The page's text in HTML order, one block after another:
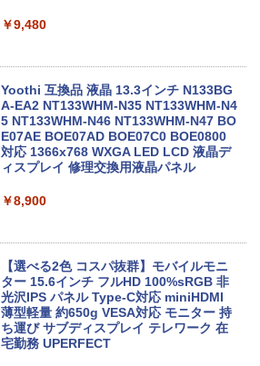
【★最大100%ポイント】【新生活応援・
2026】【Office 2019 H&B】富士通 LIF
EBOOK/第3世代 Core i7/メモリ:8GB/16
GB/SSD:256GB/512GB/1TB/テンキー/1
5.6型/USB3.0/HDMI/wi-fi/Office/無線マ
ソコン/Windows11/Windows10
【期間限定P15倍+最大10%OFFクーポ
ン】 【3年保証】MICROSOFT マイクロ
ソフト SURFACE GO 2 LTE ADVANCED
(LTEモデル) SSD128GB メモリ8GB Win
B｜ キーボード マウス付 2年保証 安い P
￥47,700
「楽天ランキング1位」 デスクトップパ
ソコン Windows11 Office付き パソコン
新品｜インテル 第14世代 Core i5-4590 i
リ 8～64GB DDR4/5｜ デスクトップPC
￥45,700
【今だけP10倍！大量還元！】一体型デ
スクトップパソコン VETESA 22型液晶
￥9,480
Yoothi 互換品 液晶 13.3インチ N133BG
A-EA2 NT133WHM-N35 NT133WHM-N4
5 NT133WHM-N46 NT133WHM-N47 BO
E07AE BOE07AD BOE07C0 BOE0800
対応 1366x768 WXGA LED LCD 液晶デ
ィスプレイ 修理交換用液晶パネル
￥8,900
【選べる2色 コスパ抜群】モバイルモニ
ター 15.6インチ フルHD 100%sRGB 非
光沢IPS パネル Type-C対応 miniHDMI
薄型軽量 約650g VESA対応 モニター 持
ち運び サブディスプレイ テレワーク 在
宅勤務 UPERFECT